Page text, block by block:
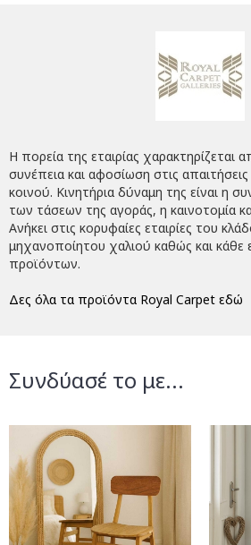
Η πορεία της εταιρίας χαρακτηρίζεται
συνέπεια και αφοσίωση στις
κοινού. Κινητήρια δύναμη της είναι η
των τάσεων της αγοράς, η καινοτομία
Ανήκει στις κορυφαίες εταιρίες του
μηχανοποίητου χαλιού καθώς και κάθε
προϊόντων.
Δες όλα τα προϊόντα Royal Carpet εδώ
Συνδύασέ το με...